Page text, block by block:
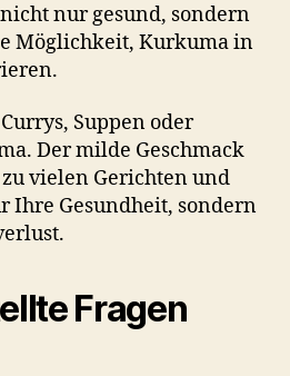
nur gesund, sondern
Möglichkeit, Kurkuma in
Suppen oder
Der milde Geschmack
vielen Gerichten und
Ihre Gesundheit, sondern
Fragen